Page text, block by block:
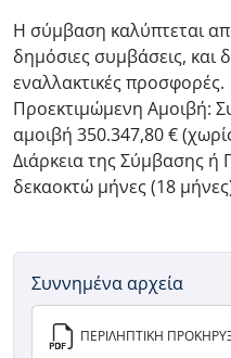
Η σύμβαση καλύπτεται
δημόσιες συμβάσεις,
εναλλακτικές προσφορές.
Προεκτιμώμενη Αμοιβή:
αμοιβή 350.347,80 €
Διάρκεια της Σύμβασης ή
δεκαοκτώ μήνες (18
Συννημένα αρχεία
ΠΕΡΙΛΗΠΤΙΚΗ